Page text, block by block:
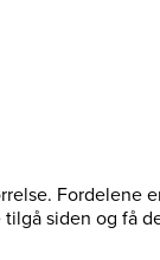
Fordelene
siden og få